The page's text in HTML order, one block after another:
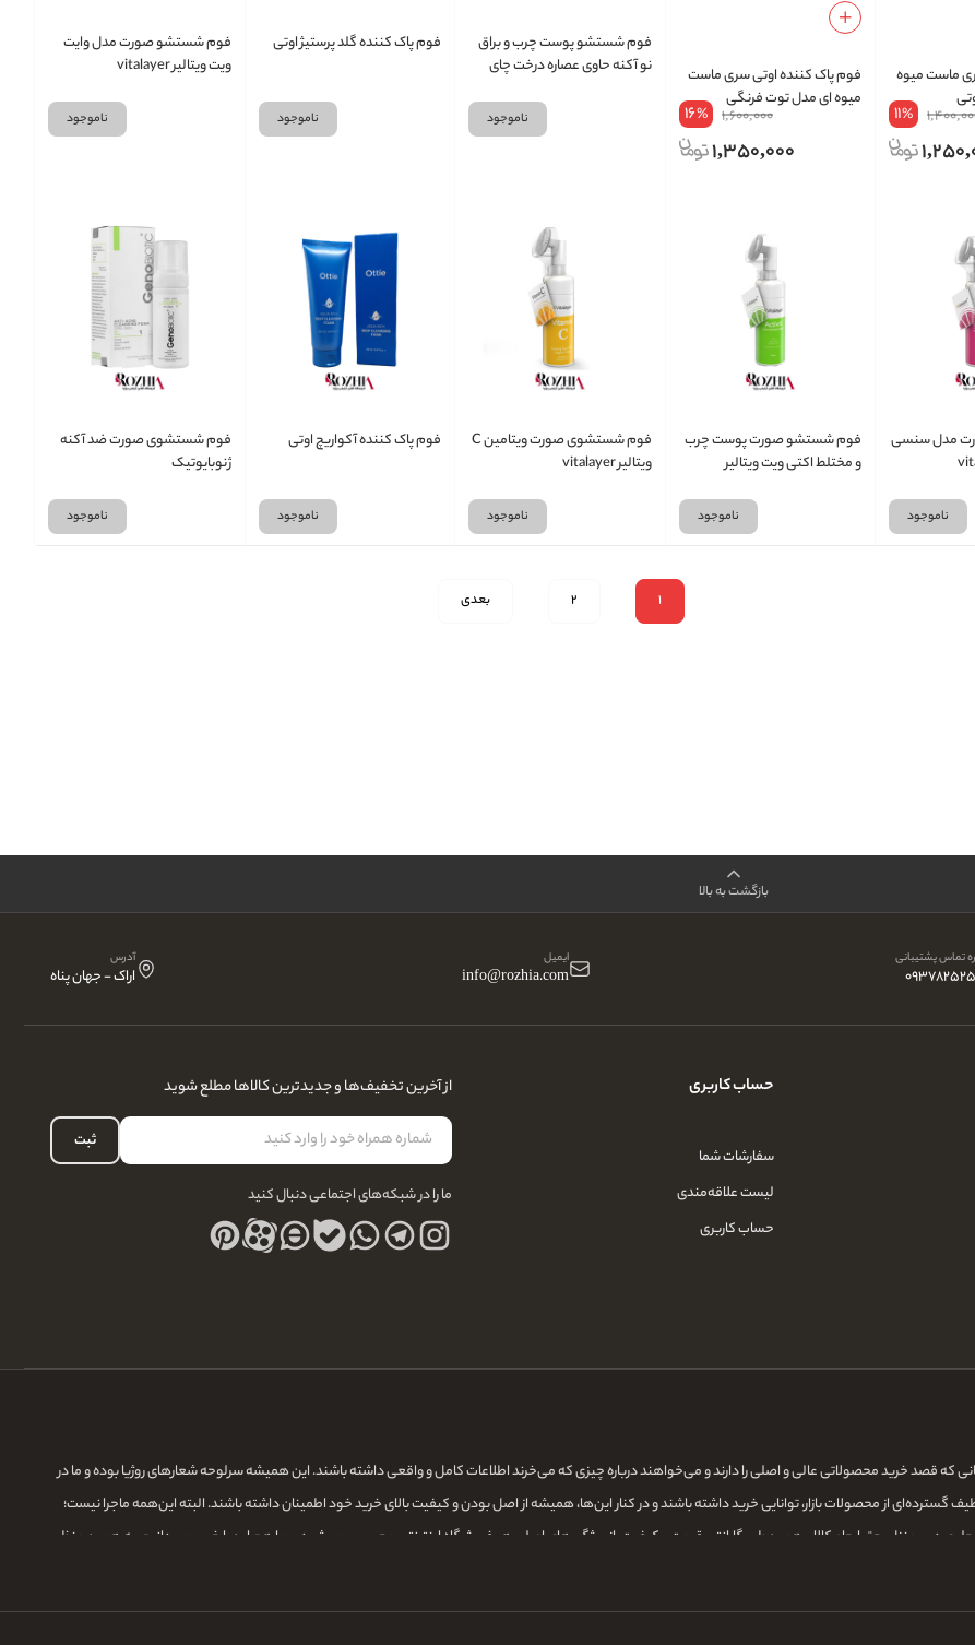
ماست میوه
11%
فوم پاک کننده اوتی سری ماست
میوه ای مدل توت فرنگی
1,600,000
16%
1,350,000
فوم شستشو پوست چرب و براق
نو آکنه حاوی عصاره درخت چای
ناموجود
فوم پاک کننده گلد پرستیژ اوتی
ناموجود
فوم شستشو صورت مدل وایت
ویت ویتالیر vitalayer
ناموجود
مدل سنسی
ناموجود
فوم شستشو صورت پوست چرب
و مختلط اکتی ویت ویتالیر
ناموجود
فوم شستشوی صورت ویتامین C
ویتالیر vitalayer
ناموجود
فوم پاک کننده آکواریچ اوتی
ناموجود
فوم شستشوی صورت ضد آکنه
ژنوبایوتیک
ناموجود
1
2 بعدی
بازگشت به بالا
تماس پشتیبانی ایمیل
info@rozhia.com
آدرس
اراک - جهان پناه
حساب کاربری
سفارشات شما
لیست علاقه‌مندی
حساب کاربری
از آخرین تخفیف‌ها و جدیدترین کالاها مطلع شوید
ثبت
ما را در شبکه‌های اجتماعی دنبال کنید
که قصد خرید محصولاتی عالی و اصلی را دارند و می‌خواهند درباره چیزی که می‌خرند اطلاعات کامل و واقعی داشته باشند. این همیشه سرلوحه شعارهای روژیا بوده و ما در
گسترده‌ای از محصولات بازار، توانایی خرید داشته باشند و در کنار این‌ها، همیشه از اصل بودن و کیفیت بالای خرید خود اطمینان داشته باشند. البته این‌همه ماجرا نیست؛
درب منزل، حق ارجاع کالا و همین‌طور گارانتی قیمت و کیفیت، از ویژگی‌های اصلی هر فروشگاه اینترنتی محسوب می‌شود، و ما هم این را خوب می‌دانیم، به همین منظور
آرایشگاهی و کاشت ناخن و مژه می‌کنیم، سعی ما بر این است که این کالاها را در کمترین زمان، با خیال راحت به دستتان برسانیم و تجربه شیرین از خرید آنلاین رو برای شما